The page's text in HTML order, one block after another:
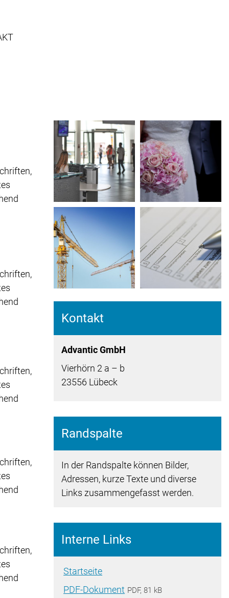
Kontakt
Advantic GmbH
Vierhörn 2 a – b
23556 Lübeck
Randspalte
In der Randspalte können Bilder,
Adressen, kurze Texte und diverse
Links zusammengefasst werden.
Interne Links
Startseite
PDF-Dokument PDF, 81 kB